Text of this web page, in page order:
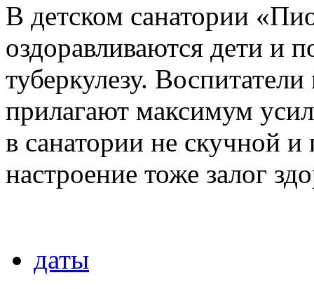
В детском санатории
оздоравливаются дети и
туберкулезу.
прилагают максимум
в санатории не скучной
настроение тоже залог
даты